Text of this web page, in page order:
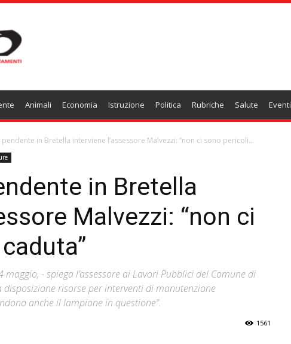
Animali Economia Istruzione Politica Rubriche Salute Eventi
in Bretella interviene l’assessore Malvezzi: “non ci sono pericoli...
in Bretella
Malvezzi: “non ci
maggio, - spiega l’assessore ai Lavori Pubblici del Comune di
disposizione risorse per interventi di manutenzione
anche il lampione in questione”.
1561